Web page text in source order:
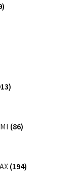
(86)
(194)